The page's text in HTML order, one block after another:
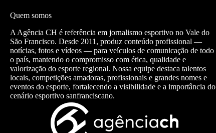
Quem somos
A Agência CH é referência em jornalismo esportivo no Vale do
São Francisco. Desde 2011, produz conteúdo profissional —
notícias, fotos e vídeos — para veículos de comunicação de todo
o país, mantendo o compromisso com ética, qualidade e
valorização do esporte regional. Nossa equipe destaca talentos
locais, competições amadoras, profissionais e grandes nomes e
eventos do esporte, fortalecendo a visibilidade e a importância do
cenário esportivo sanfranciscano.